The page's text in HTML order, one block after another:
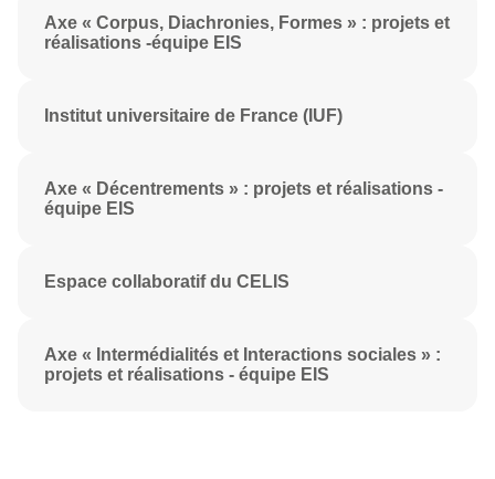
Axe « Corpus, Diachronies, Formes » : projets et
réalisations -équipe EIS
Institut universitaire de France (IUF)
Axe « Décentrements » : projets et réalisations -
équipe EIS
Espace collaboratif du CELIS
Axe « Intermédialités et Interactions sociales » :
projets et réalisations - équipe EIS